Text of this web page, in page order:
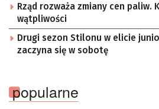
Rząd rozważa zmiany cen paliw.
wątpliwości
Drugi sezon Stilonu w elicie
zaczyna się w sobotę
popularne